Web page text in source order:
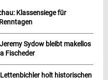
Klassensiege für
Sydow bleibt makellos
Fischeder
holt historischen